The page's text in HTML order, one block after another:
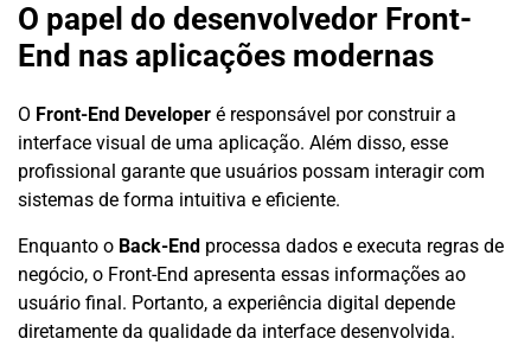
O papel do desenvolvedor Front-
End nas aplicações modernas
O Front-End Developer é responsável por construir a
interface visual de uma aplicação. Além disso, esse
profissional garante que usuários possam interagir com
sistemas de forma intuitiva e eficiente.
Enquanto o Back-End processa dados e executa regras de
negócio, o Front-End apresenta essas informações ao
usuário final. Portanto, a experiência digital depende
diretamente da qualidade da interface desenvolvida.